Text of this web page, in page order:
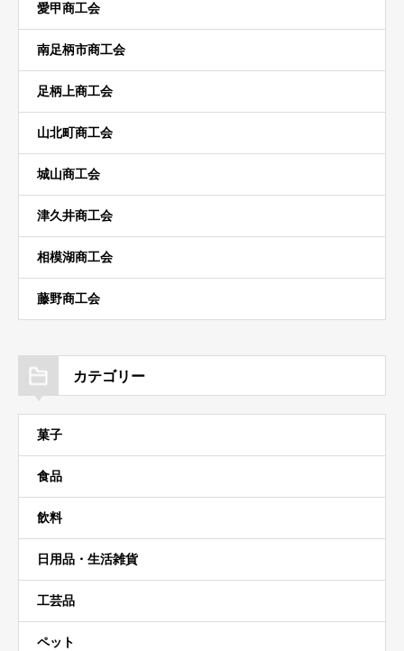
愛甲商工会
南足柄市商工会
足柄上商工会
山北町商工会
城山商工会
津久井商工会
相模湖商工会
藤野商工会
カテゴリー
菓子
食品
飲料
日用品・生活雑貨
工芸品
ペット